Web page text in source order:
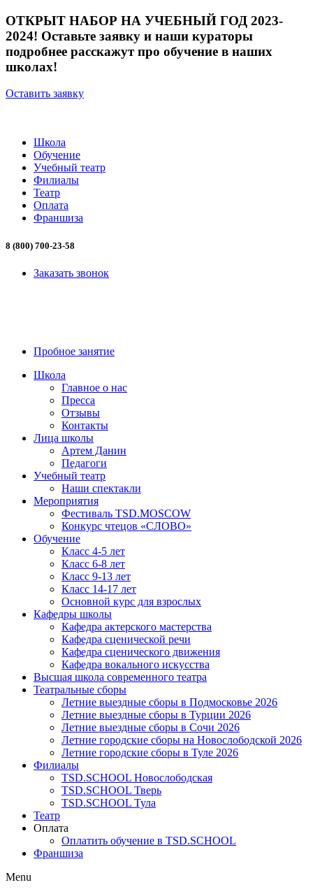
ОТКРЫТ НАБОР НА УЧЕБНЫЙ ГОД 2023-
2024! Оставьте заявку и наши кураторы
подробнее расскажут про обучение в наших
школах!
Оставить заявку
Школа
Обучение
Учебный театр
Филиалы
Театр
Оплата
Франшиза
8 (800) 700-23-58
Заказать звонок
Пробное занятие
Школа
Главное о нас
Пресса
Отзывы
Контакты
Лица школы
Артем Данин
Педагоги
Учебный театр
Наши спектакли
Мероприятия
Фестиваль TSD.MOSCOW
Конкурс чтецов «СЛОВО»
Обучение
Класс 4-5 лет
Класс 6-8 лет
Класс 9-13 лет
Класс 14-17 лет
Основной курс для взрослых
Кафедры школы
Кафедра актерского мастерства
Кафедра сценической речи
Кафедра сценического движения
Кафедра вокального искусства
Высшая школа современного театра
Театральные сборы
Летние выездные сборы в Подмосковье 2026
Летние выездные сборы в Турции 2026
Летние выездные сборы в Сочи 2026
Летние городские сборы на Новослободской 2026
Летние городские сборы в Туле 2026
Филиалы
TSD.SCHOOL Новослободская
TSD.SCHOOL Тверь
TSD.SCHOOL Тула
Театр
Оплата
Оплатить обучение в TSD.SCHOOL
Франшиза
Menu